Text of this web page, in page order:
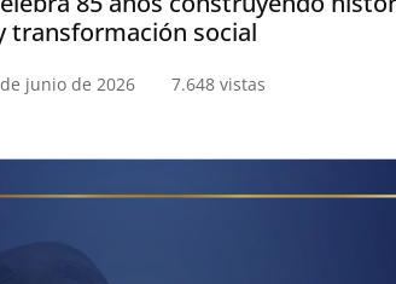
transformación social
junio de 2026 7.648 vistas